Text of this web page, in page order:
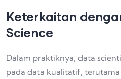
Keterkaitan
Science
Dalam praktiknya, data
pada data kualitatif, terutama